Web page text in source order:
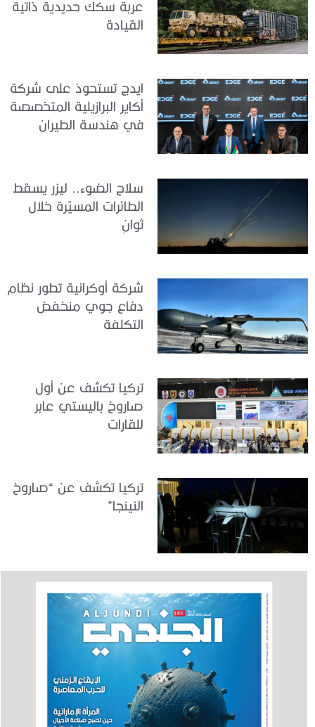
عربة سكك حديدية ذاتية
القيادة
ايدج تستحوذ على شركة
أكاير البرازيلية المتخصصة
في هندسة الطيران
سلاح الضوء.. ليزر يسقط
الطائرات المسيّرة خلال
ثوانٍ
شركة أوكرانية تطور نظام
دفاع جوي منخفض
التكلفة
تركيا تكشف عن أول
صاروخ باليستي عابر
للقارات
تركيا تكشف عن “صاروخ
النينجا”